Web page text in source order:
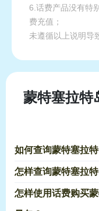
6.话费产品没有特
费充值；
未遵循以上说明导
蒙特塞拉特
如何查询蒙特塞拉
怎样查询蒙特塞拉
怎样使用话费购买